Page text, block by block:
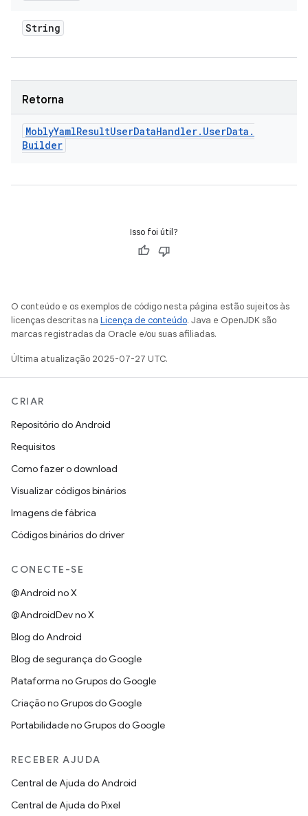
String
Retorna
MoblyYamlResultUserDataHandler. UserData .
Builder
Isso foi útil?
O conteúdo e os exemplos de código nesta página estão sujeitos às
licenças descritas na Licença de conteúdo. Java e OpenJDK são
marcas registradas da Oracle e/ou suas afiliadas.
Última atualização 2025-07-27 UTC.
CRIAR
Repositório do Android
Requisitos
Como fazer o download
Visualizar códigos binários
Imagens de fábrica
Códigos binários do driver
CONECTE-SE
@Android no X
@AndroidDev no X
Blog do Android
Blog de segurança do Google
Plataforma no Grupos do Google
Criação no Grupos do Google
Portabilidade no Grupos do Google
RECEBER AJUDA
Central de Ajuda do Android
Central de Ajuda do Pixel